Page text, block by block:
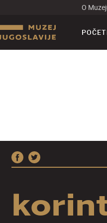
O